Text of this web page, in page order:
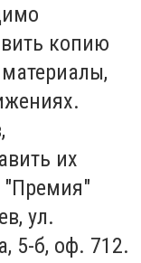
копию
их
"Премия"
ул.
5-б, оф. 712.